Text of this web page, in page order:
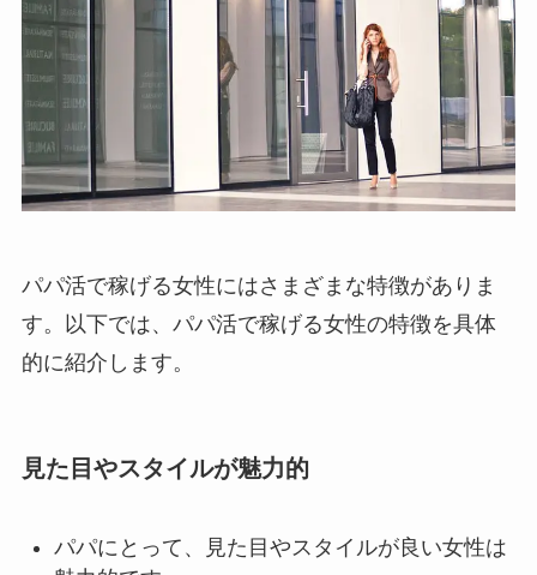
パパ活で稼げる女性にはさまざまな特徴がありま
す。以下では、パパ活で稼げる女性の特徴を具体
的に紹介します。
見た目やスタイルが魅力的
パパにとって、見た目やスタイルが良い女性は